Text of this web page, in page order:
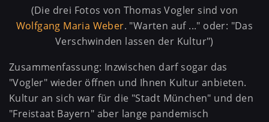
(Die drei Fotos von Thomas Vogler sind von
Wolfgang Maria Weber. "Warten auf ..." oder: "Das
Verschwinden lassen der Kultur")
Zusammenfassung: Inzwischen darf sogar das
"Vogler" wieder öffnen und Ihnen Kultur anbieten.
Kultur an sich war für die "Stadt München" und den
"Freistaat Bayern" aber lange pandemisch